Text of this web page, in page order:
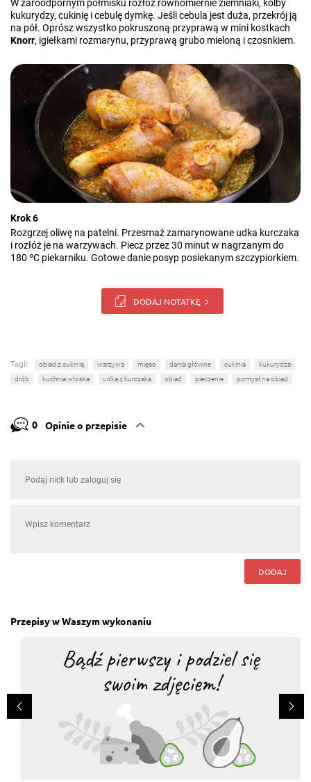
W żaroodpornym półmisku rozłóż równomiernie ziemniaki, kolby
kukurydzy, cukinię i cebulę dymkę. Jeśli cebula jest duża, przekrój ją
na pół. Oprósz wszystko pokruszoną przyprawą w mini kostkach
Knorr, igiełkami rozmarynu, przyprawą grubo mieloną i czosnkiem.
Krok 6
Rozgrzej oliwę na patelni. Przesmaż zamarynowane udka kurczaka
i rozłóż je na warzywach. Piecz przez 30 minut w nagrzanym do
180 ºC piekarniku. Gotowe danie posyp posiekanym szczypiorkiem.
DODAJ NOTATKĘ
Tagi: obiad z cukinią warzywa mięso dania główne cukinia
kukurydza
drób
kuchnia włoska udka z kurczaka obiad pieczenie pomysł na obiad
0 Opinie o przepisie
DODAJ
Przepisy w Waszym wykonaniu